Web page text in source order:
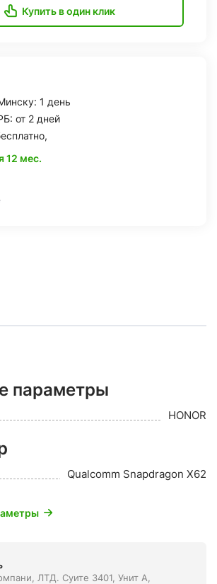
Купить в один клик
1 день
от 2 дней
12 мес.
параметры
HONOR
Qualcomm Snapdragon X62
ЛТД. Суите 3401, Унит A,